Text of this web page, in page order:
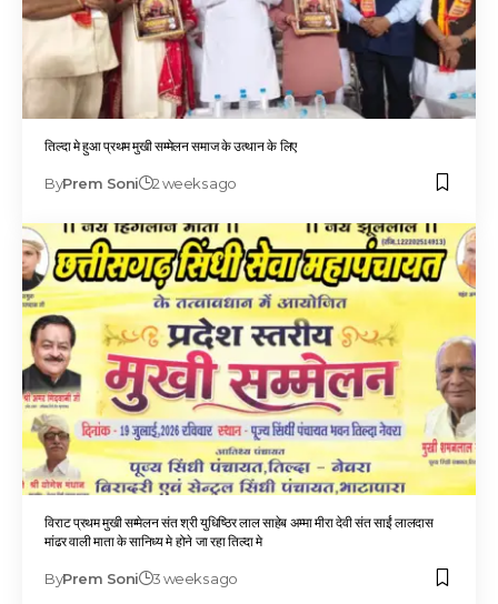
तिल्दा मे हुआ प्रथम मुखी सम्मेलन समाज के उत्थान के लिए
ByPrem Soni 2 weeks ago
विराट प्रथम मुखी सम्मेलन संत श्री युधिष्ठिर लाल साहेब अम्मा मीरा देवी संत साईं लालदास
मांढर वाली माता के सानिध्य मे होने जा रहा तिल्दा मे
ByPrem Soni 3 weeks ago